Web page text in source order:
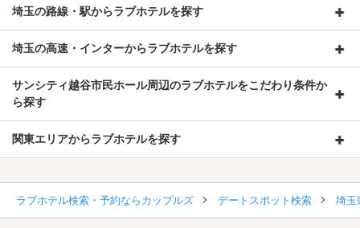
埼玉の路線・駅からラブホテルを探す
埼玉の高速・インターからラブホテルを探す
サンシティ越谷市民ホール周辺のラブホテルをこだわり条件か
ら探す
関東エリアからラブホテルを探す
ラブホテル検索・予約ならカップルズ デートスポット検索 埼玉